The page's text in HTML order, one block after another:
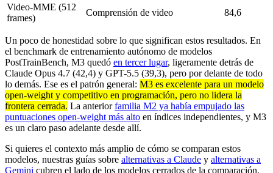
Video-MME (512
frames)
Comprensión de video 84,6
Un poco de honestidad sobre lo que significan estos resultados. En
el benchmark de entrenamiento autónomo de modelos
PostTrainBench, M3 quedó en tercer lugar, ligeramente detrás de
Claude Opus 4.7 (42,4) y GPT-5.5 (39,3), pero por delante de todo
lo demás. Ese es el patrón general: M3 es excelente para un modelo
open-weight y competitivo en programación, pero no lidera la
frontera cerrada. La anteriorfamilia M2 ya había empujado las
puntuaciones open-weight más alto en índices independientes, y M3
es un claro paso adelante desde allí.
Si quieres el contexto más amplio de cómo se comparan estos
modelos, nuestras guías sobre alternativas a Claude y alternativas a
Gemini cubren el lado de los modelos cerrados de la comparación.